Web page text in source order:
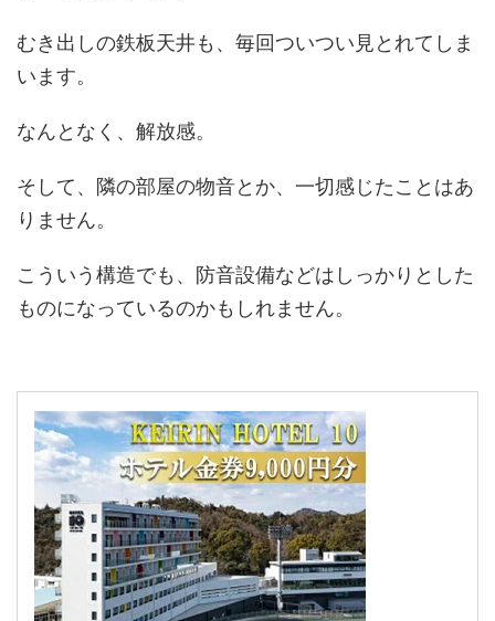
むき出しの鉄板天井も、毎回ついつい見とれてしま
います。
なんとなく、解放感。
そして、隣の部屋の物音とか、一切感じたことはあ
りません。
こういう構造でも、防音設備などはしっかりとした
ものになっているのかもしれません。